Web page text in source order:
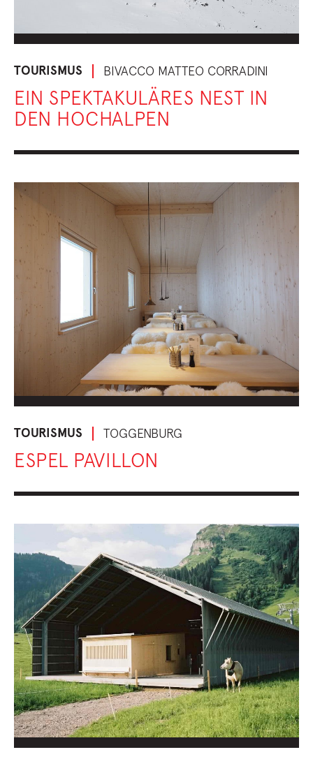
TOURISMUS BIVACCO MATTEO CORRADINI
EIN SPEKTAKULÄRES NEST IN
DEN HOCHALPEN
TOURISMUS TOGGENBURG
ESPEL PAVILLON